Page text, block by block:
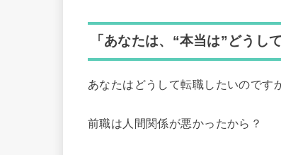
「あなたは、“本当は”どうし
あなたはどうして転職したいのです
前職は人間関係が悪かったから？